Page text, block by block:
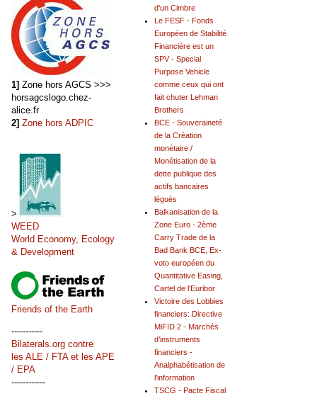
d'un Cimbre
Le FESF - Fonds
Européen de Stabilité
Financière est un
SPV - Special
Purpose Vehicle
comme ceux qui ont
fait chuter Lehman
Brothers
BCE - Souveraineté
de la Création
monétaire /
Monétisation de la
dette publique des
actifs bancaires
légués
Balkanisation de la
Zone Euro - 2ème
Carry Trade de la
Bad Bank BCE, Ex-
voto européen du
Quantitative Easing,
Cartel de l'Euribor
Victoire des Lobbies
financiers: Directive
MiFID 2 - Marchés
d’instruments
financiers -
Analphabétisation de
l'information
TSCG - Pacte Fiscal
1] Zone hors AGCS >>>
horsagcslogo.chez-
alice.fr
2] Zone hors ADPIC
>
WEED
World Economy, Ecology
& Development
Friends of the Earth
-----------
Bilaterals.org contre
les ALE / FTA et les APE
/ EPA
------------